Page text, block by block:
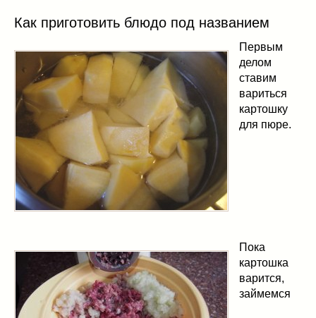
Как приготовить блюдо под названием
Первым
делом
ставим
вариться
картошку
для пюре.
Пока
картошка
варится,
займемся